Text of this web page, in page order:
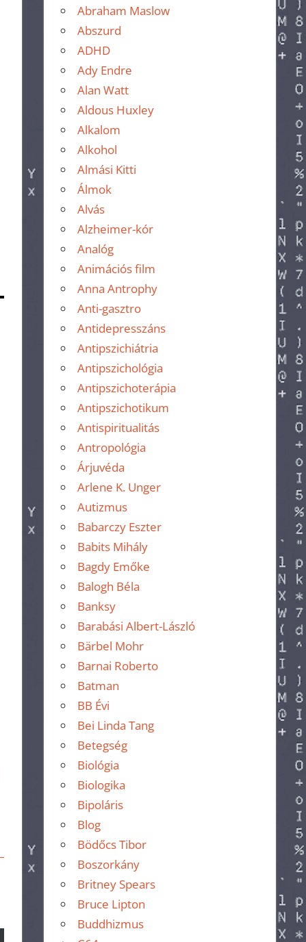
Abraham Maslow
Abszurd
ADHD
Ady Endre
Alan Watt
Aldous Huxley
Alkalom
Alkohol
Almási Kitti
Álmok
Alvás
Alzheimer-kór
Analóg
Animációs film
Anna Antrophy
Anti-gasztro
Antidepresszáns
Antipszichiátria
Antipszichológia
Antipszichoterápia
Antipszichotikum
Antispiritualitás
Antropológia
Árjuvéda
Arlene K. Unger
Autizmus
Babarczy Eszter
Babits Mihály
Bagdy Emőke
Balogh Béla
Banksy
Barabási Albert-László
Bärbel Mohr
Barnai Roberto
Batman
BB Évi
Bei Linda Tang
Betegség
Biológia
Biologika
Bipoláris
Blog
Bödőcs Tibor
Boszorkány
Britney Spears
Bruce Lipton
Buddhizmus